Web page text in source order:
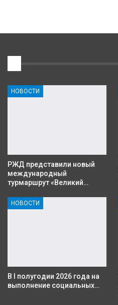
НОВОСТИ
РЖД представили новый
международный
турмаршрут «Великий…
НОВОСТИ
В I полугодии 2026 года на
выполнение социальных…